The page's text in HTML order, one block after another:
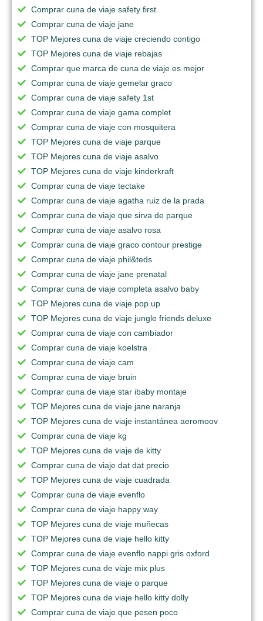
Comprar cuna de viaje safety first
Comprar cuna de viaje jane
TOP Mejores cuna de viaje creciendo contigo
TOP Mejores cuna de viaje rebajas
Comprar que marca de cuna de viaje es mejor
Comprar cuna de viaje gemelar graco
Comprar cuna de viaje safety 1st
Comprar cuna de viaje gama complet
Comprar cuna de viaje con mosquitera
TOP Mejores cuna de viaje parque
TOP Mejores cuna de viaje asalvo
TOP Mejores cuna de viaje kinderkraft
Comprar cuna de viaje tectake
Comprar cuna de viaje agatha ruiz de la prada
Comprar cuna de viaje que sirva de parque
Comprar cuna de viaje asalvo rosa
Comprar cuna de viaje graco contour prestige
Comprar cuna de viaje phil&teds
Comprar cuna de viaje jane prenatal
Comprar cuna de viaje completa asalvo baby
TOP Mejores cuna de viaje pop up
TOP Mejores cuna de viaje jungle friends deluxe
Comprar cuna de viaje con cambiador
Comprar cuna de viaje koelstra
Comprar cuna de viaje cam
Comprar cuna de viaje bruin
Comprar cuna de viaje star ibaby montaje
TOP Mejores cuna de viaje jane naranja
TOP Mejores cuna de viaje instantánea aeromoov
Comprar cuna de viaje kg
TOP Mejores cuna de viaje de kitty
Comprar cuna de viaje dat dat precio
TOP Mejores cuna de viaje cuadrada
Comprar cuna de viaje evenflo
Comprar cuna de viaje happy way
TOP Mejores cuna de viaje muñecas
TOP Mejores cuna de viaje hello kitty
Comprar cuna de viaje evenflo nappi gris oxford
TOP Mejores cuna de viaje mix plus
TOP Mejores cuna de viaje o parque
TOP Mejores cuna de viaje hello kitty dolly
Comprar cuna de viaje que pesen poco